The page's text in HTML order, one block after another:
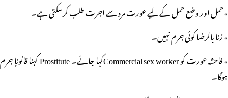
٭حمل اور وضع حمل کے لیے عورت مرد سے اجرت طلب کرسکتی ہے۔
٭ زنا بالرضا کوئی جرم نہیں۔
٭ فاحشہ عورت کو Commercial sex workerکہا جائے۔ Prostitute کہنا قانوناٍ جرم
ہوگا۔